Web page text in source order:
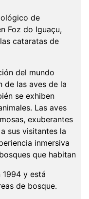
de
Foz do Iguaçu,
cataratas de
del mundo
de las aves de la
se exhiben
Las aves
exuberantes
sus visitantes la
inmersiva
que habitan
1994 y está
de bosque.